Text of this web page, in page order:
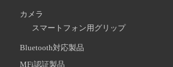
カメラ
スマートフォン用グリップ
Bluetooth対応製品
MFi認証製品